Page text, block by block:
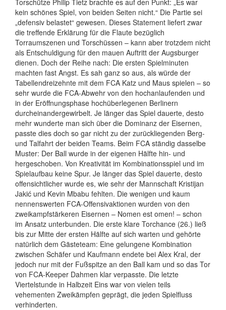
Torschütze Philip Tietz brachte es auf den Punkt: „Es war
kein schönes Spiel, von beiden Seiten nicht.“ Die Partie sei
„defensiv belastet“ gewesen. Dieses Statement liefert zwar
die treffende Erklärung für die Flaute bezüglich
Torraumszenen und Torschüssen – kann aber trotzdem nicht
als Entschuldigung für den mauen Auftritt der Augsburger
dienen. Doch der Reihe nach: Die ersten Spielminuten
machten fast Angst. Es sah ganz so aus, als würde der
Tabellendreizehnte mit dem FCA Katz und Maus spielen – so
sehr wurde die FCA-Abwehr von den hochanlaufenden und
in der Eröffnungsphase hochüberlegenen Berlinern
durcheinandergewirbelt. Je länger das Spiel dauerte, desto
mehr wunderte man sich über die Dominanz der Eisernen,
passte dies doch so gar nicht zu der zurückliegenden Berg-
und Talfahrt der beiden Teams. Beim FCA ständig dasselbe
Muster: Der Ball wurde in der eigenen Hälfte hin- und
hergeschoben. Von Kreativität im Kombinationsspiel und im
Spielaufbau keine Spur. Je länger das Spiel dauerte, desto
offensichtlicher wurde es, wie sehr der Mannschaft Kristijan
Jakić und Kevin Mbabu fehlten. Die wenigen und kaum
nennenswerten FCA-Offensivaktionen wurden von den
zweikampfstärkeren Eisernen – Nomen est omen! – schon
im Ansatz unterbunden. Die erste klare Torchance (26.) ließ
bis zur Mitte der ersten Hälfte auf sich warten und gehörte
natürlich dem Gästeteam: Eine gelungene Kombination
zwischen Schäfer und Kaufmann endete bei Alex Kral, der
jedoch nur mit der Fußspitze an den Ball kam und so das Tor
von FCA-Keeper Dahmen klar verpasste. Die letzte
Viertelstunde in Halbzeit Eins war von vielen teils
vehementen Zweikämpfen geprägt, die jeden Spielfluss
verhinderten.